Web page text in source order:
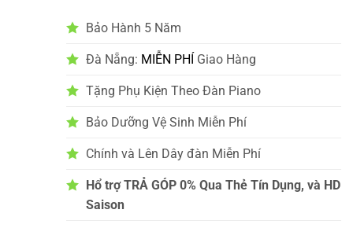
Bảo Hành 5 Năm
Đà Nẵng: MIỄN PHÍ Giao Hàng
Tặng Phụ Kiện Theo Đàn Piano
Bảo Dưỡng Vệ Sinh Miễn Phí
Chính và Lên Dây đàn Miễn Phí
Hổ trợ TRẢ GÓP 0% Qua Thẻ Tín Dụng, và HD
Saison